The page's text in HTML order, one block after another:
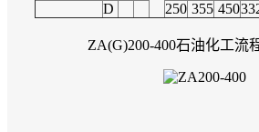
D
250 355 450
ZA(G)200-400石油化工流